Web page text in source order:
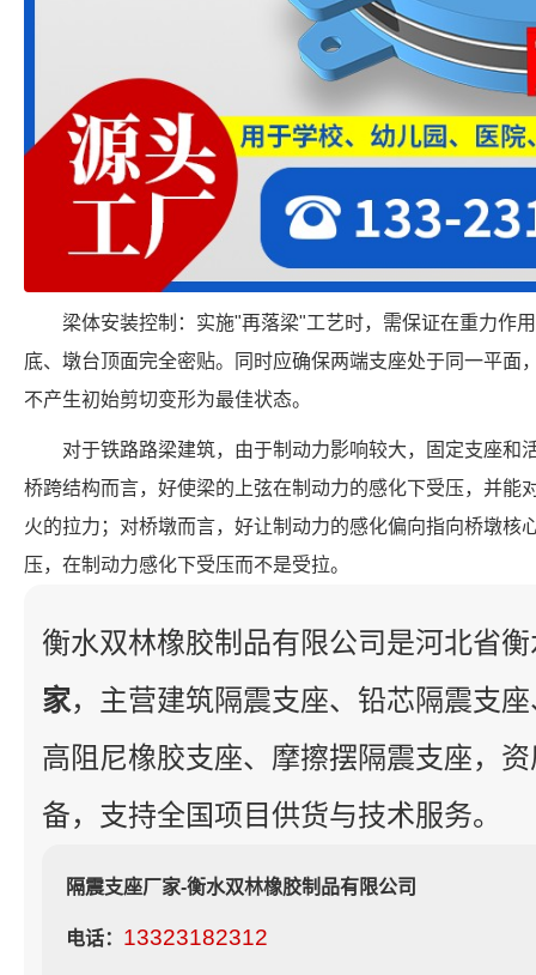
梁体安装控制：实施"再落梁"工艺时，需保证在重力作
底、墩台顶面完全密贴。同时应确保两端支座处于同一平面
不产生初始剪切变形为最佳状态。
对于铁路路梁建筑，由于制动力影响较大，固定支座和
桥跨结构而言，好使梁的上弦在制动力的感化下受压，并能
火的拉力；对桥墩而言，好让制动力的感化偏向指向桥墩核
压，在制动力感化下受压而不是受拉。
衡水双林橡胶制品有限公司是河北省
家，主营建筑隔震支座、铅芯隔震支
高阻尼橡胶支座、摩擦摆隔震支座，
备，支持全国项目供货与技术服务。
隔震支座厂家-衡水双林橡胶制品有限公司
电话： 13323182312